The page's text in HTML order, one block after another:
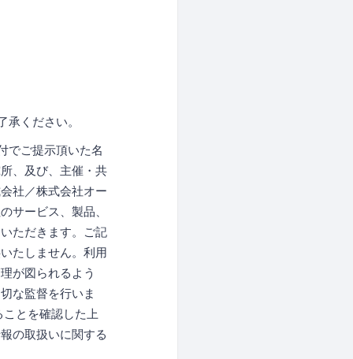
ください。
でご提示頂いた名
、及び、主催・共
社／株式会社オー
サービス、製品、
ただきます。ご記
たしません。利用
が図られるよう
な監督を行いま
とを確認した上
の取扱いに関する